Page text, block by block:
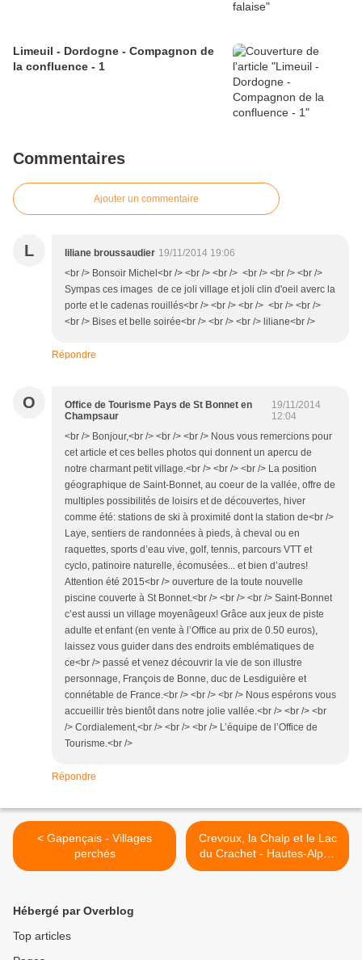
Limeuil - Dordogne - Compagnon de
la confluence - 1
Commentaires
Ajouter un commentaire
L liliane broussaudier 19/11/2014 19:06
<br /> Bonsoir Michel<br /> <br /> <br /> <br /> <br /> <br />
Sympas ces images de ce joli village et joli clin d'oeil averc la
porte et le cadenas rouillés<br /> <br /> <br /> <br /> <br />
<br /> Bises et belle soirée<br /> <br /> <br /> liliane<br />
Répondre
O
Office de Tourisme Pays de St Bonnet en
Champsaur
19/11/2014
12:04
<br /> Bonjour,<br /> <br /> <br /> Nous vous remercions pour
cet article et ces belles photos qui donnent un apercu de
notre charmant petit village.<br /> <br /> <br /> La position
géographique de Saint-Bonnet, au coeur de la vallée, offre de
multiples possibilités de loisirs et de découvertes, hiver
comme été: stations de ski à proximité dont la station de<br />
Laye, sentiers de randonnées à pieds, à cheval ou en
raquettes, sports d’eau vive, golf, tennis, parcours VTT et
cyclo, patinoire naturelle, écomusées... et bien d’autres!
Attention été 2015<br /> ouverture de la toute nouvelle
piscine couverte à St Bonnet.<br /> <br /> <br /> Saint-Bonnet
c’est aussi un village moyenâgeux! Grâce aux jeux de piste
adulte et enfant (en vente à l’Office au prix de 0.50 euros),
laissez vous guider dans des endroits emblématiques de
ce<br /> passé et venez découvrir la vie de son illustre
personnage, François de Bonne, duc de Lesdiguière et
connétable de France.<br /> <br /> <br /> Nous espérons vous
accueillir très bientôt dans notre jolie vallée.<br /> <br /> <br
/> Cordialement,<br /> <br /> <br /> L’équipe de l’Office de
Tourisme.<br />
Répondre
< Gapençais - Villages
perchés
Crevoux, la Chalp et le Lac
du Crachet - Hautes-Alpes
>
Hébergé par Overblog
Top articles